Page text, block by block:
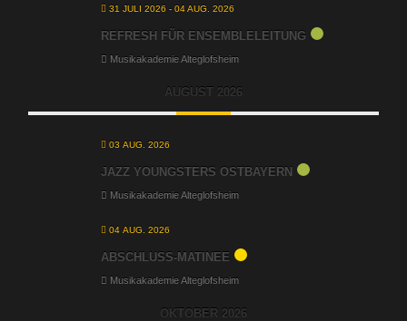
31 JULI 2026 - 04 AUG. 2026
REFRESH FÜR ENSEMBLELEITUNG
Musikakademie Alteglofsheim
AUGUST 2026
03 AUG. 2026
JAZZ YOUNGSTERS OSTBAYERN
Musikakademie Alteglofsheim
04 AUG. 2026
ABSCHLUSS-MATINEE
Musikakademie Alteglofsheim
OKTOBER 2026